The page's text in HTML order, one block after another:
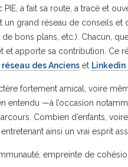
a fait sa route, a tracé et
un grand réseau de conseils
bons plans, etc.). Chacun,
apporte sa contribution. Ce
des Anciens et Linkedin
fortement amical, voire
entendu —à l’occasion
Combien d’enfants,
ainsi un vrai esprit
empreinte de